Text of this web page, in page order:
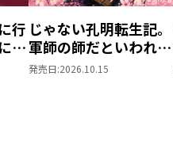
行
た
じゃない孔明転生記。
軍師の師だといわれま
しても5
発売日:2026.10.15